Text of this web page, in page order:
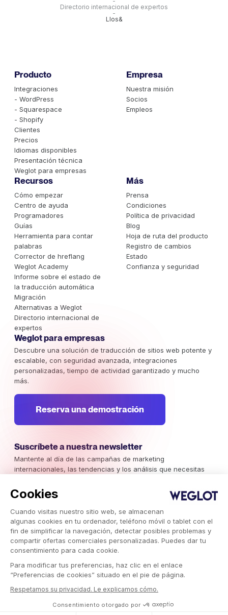
Cookies
Cuando visitas nuestro sitio web, se almacenan
algunas cookies en tu ordenador, teléfono móvil o tablet con el
fin de simplificar la navegación, detectar posibles problemas y
compartir ofertas comerciales personalizadas. Puedes dar tu
consentimiento para cada cookie.
Para modificar tus preferencias, haz clic en el enlace
“Preferencias de cookies” situado en el pie de página.
Respetamos su privacidad. Le explicamos cómo.
Consentimiento otorgado por
Directorio internacional de expertos
-
Llos&
Producto
Integraciones
- WordPress
- Squarespace
- Shopify
Clientes
Precios
Idiomas disponibles
Presentación técnica
Weglot para empresas
Empresa
Nuestra misión
Socios
Empleos
Recursos
Cómo empezar
Centro de ayuda
Programadores
Guías
Herramienta para contar
palabras
Corrector de hreflang
Weglot Academy
Informe sobre el estado de
la traducción automática
Migración
Alternativas a Weglot
Directorio internacional de
expertos
Más
Prensa
Condiciones
Política de privacidad
Blog
Hoja de ruta del producto
Registro de cambios
Estado
Confianza y seguridad
Weglot para empresas
Descubre una solución de traducción de sitios web potente y
escalable, con seguridad avanzada, integraciones
personalizadas, tiempo de actividad garantizado y mucho
más.
Reserva una demostración
Suscríbete a nuestra newsletter
Mantente al día de las campañas de marketing
internacionales, las tendencias y los análisis que necesitas
Suscríbete ya
Weglot © 2026, Traducción como servicio.
Copyright © 2026 Weglot. Todos los derechos reservados.